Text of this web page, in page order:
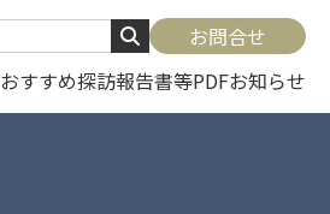
お問合せ
おすすめ探訪報告書等PDFお知らせ